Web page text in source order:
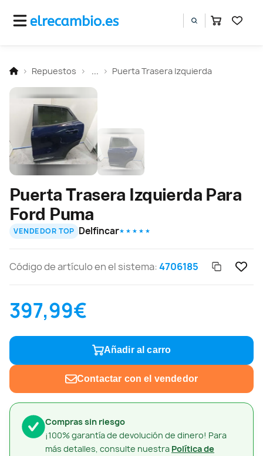
Repuestos Puerta Trasera Izquierda
Compras sin riesgo
¡100% garantía de devolución de dinero! Para
más detalles, consulte nuestra Política de
Puerta Trasera Izquierda Para
Ford Puma
VENDEDOR TOP Delfincar★ ★ ★ ★ ★
Código de artículo en el sistema:4706185
397,99€
Añadir al carro
Contactar con el vendedor